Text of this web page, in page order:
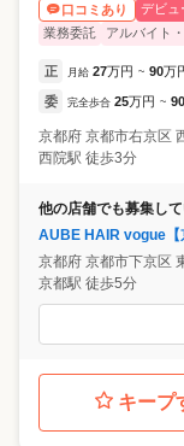
口コミあり
デビュ
業務委託
アルバイト
正 月給 27万円 ~ 90万
委 完全歩合 25万円 ~ 90
京都府 京都市右京区
西院駅 徒歩3分
他の店舗でも募集し
AUBE HAIR vogue【
京都府 京都市下京区
京都駅 徒歩5分
キープ